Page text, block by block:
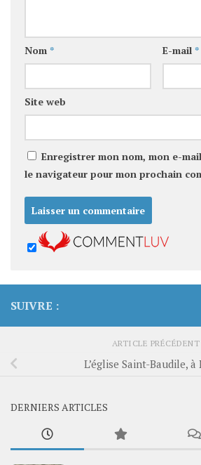
Nom * E-mail *
Site web
Enregistrer mon nom, mon e-
le navigateur pour mon prochain
SUIVRE :
ARTICLE PRÉCÉDENT
L’église Saint-Baudile, à
DERNIERS ARTICLES